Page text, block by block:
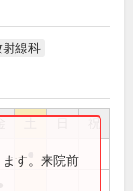
射線科
祝
す。来院前